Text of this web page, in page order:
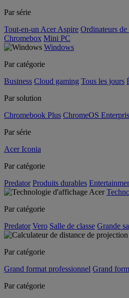
Par série
Tout-en-un Acer Aspire Ordinateurs
Chromebox Mini PC
Windows
Par catégorie
Business Cloud gaming Tous les jours
Par solution
Chromebook Plus ChromeOS
Par série
Acer Iconia
Par catégorie
Predator Produits durables
Par catégorie
Predator Vero Salle de classe Grande
Par catégorie
Grand format professionnel Grand
Par catégorie